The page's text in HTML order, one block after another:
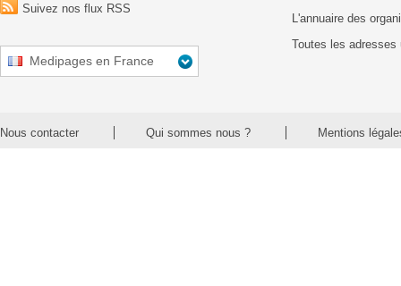
Suivez nos flux RSS
Medipages en France
L'annuaire des
Toutes les adresses
Nous contacter Qui sommes nous ? Mentions